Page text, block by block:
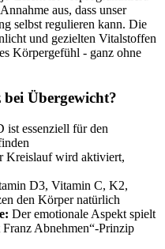
aus, dass unser
selbst regulieren kann. Die
und gezielten Vitalstoffen
Körpergefühl - ganz ohne
Übergewicht?
ist essenziell für den
Kreislauf wird aktiviert,
D3, Vitamin C, K2,
den Körper natürlich
Der emotionale Aspekt spielt
Abnehmen“-Prinzip